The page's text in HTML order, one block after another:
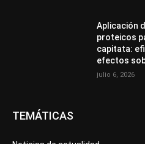
Aplicación
proteicos
capitata:
efectos
julio 6, 2026
TEMÁTICAS